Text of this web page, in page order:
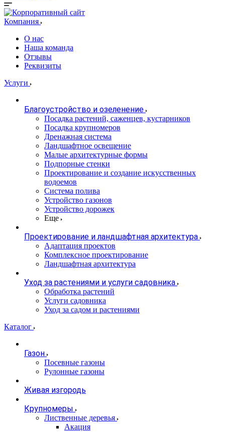
Компания
О нас
Наша команда
Отзывы
Реквизиты
Услуги
Благоустройство и озеленение
Посадка растений, саженцев, кустарников
Посадка крупномеров
Дренажная система
Ландшафтное освещение
Малые архитектурные формы
Подпорные стенки
Проектирование и создание искусственных
водоемов
Система полива
Устройство газонов
Устройство дорожек
Еще
Проектирование и ландшафтная архитектура
Адаптация проектов
Комплексное проектирование
Ландшафтная архитектура
Уход за растениями и услуги садовника
Обработка растений
Услуги садовника
Уход за садом и растениями
Каталог
Газон
Посевные газоны
Рулонные газоны
Живая изгородь
Крупномеры
Лиственные деревья
Акация